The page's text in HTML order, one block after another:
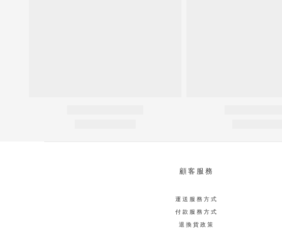
顧客服務
運送服務方式
付款服務方式
退換貨政策